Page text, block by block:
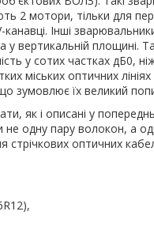
2 мотори, тільки для
Інші зварювальники
вертикальній площині.
у сотих частках дБ0,
міських оптичних
зумовлює їх великий
як і описані у
одну пару волокон, а
оптичних